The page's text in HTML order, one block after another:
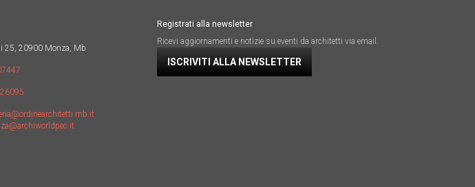
25, 20900 Monza, Mb
Registrati alla newsletter
Ricevi aggiornamenti e notizie su eventi da architetti via email.
ISCRIVITI ALLA NEWSLETTER